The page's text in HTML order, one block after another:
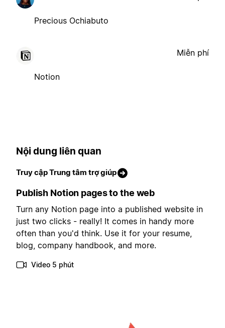
Precious Ochiabuto
Notion
Miễn phí
Nội dung liên quan
Truy cập Trung tâm trợ giúp
Publish Notion pages to the web
Turn any Notion page into a published website in
just two clicks - really! It comes in handy more
often than you'd think. Use it for your resume,
blog, company handbook, and more.
Video 5 phút